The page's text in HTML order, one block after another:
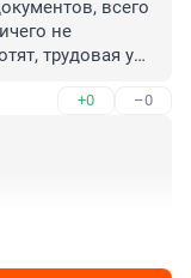
всего
не
трудовая уже
+0 –0